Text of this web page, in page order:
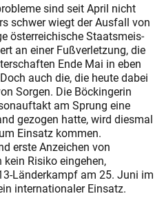
sind seit April nicht
schwer wiegt der Ausfall von
österreichische Staats­meis­
an einer Fußverletzung, die
Ende Mai in eben
auch die, die heute dabei
Sorgen. Die Böckingerin
am Sprung eine
gezogen hatte, wird diesmal
Einsatz kommen.
erste Anzeichen von
Risiko eingehen,
Länderkampf am 25. Juni im
internationaler Einsatz.